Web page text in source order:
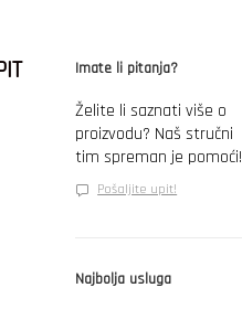
Imate li pitanja?
Želite li saznati više o
proizvodu? Naš stručni
tim spreman je pomoći!
Pošaljite upit!
Najbolja usluga